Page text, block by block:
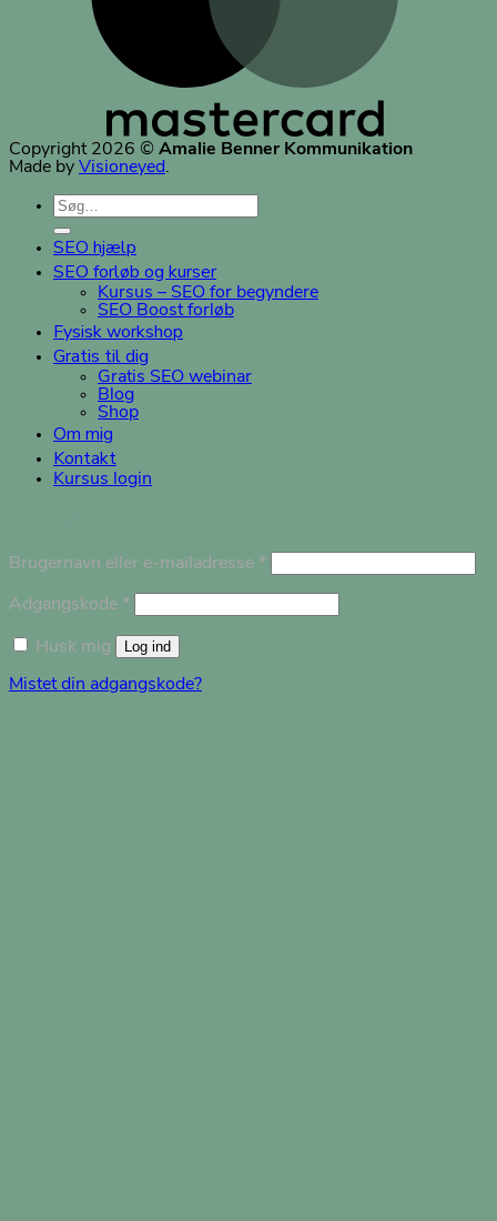
Copyright 2026 © Amalie Benner Kommunikation
Made by Visioneyed.
Søg
efter:
SEO hjælp
SEO forløb og kurser
Kursus – SEO for begyndere
SEO Boost forløb
Fysisk workshop
Gratis til dig
Gratis SEO webinar
Blog
Shop
Om mig
Kontakt
Kursus login
Brugernavn eller e-mailadresse *Påkrævet
Adgangskode *Påkrævet
Husk mig Log ind
Mistet din adgangskode?